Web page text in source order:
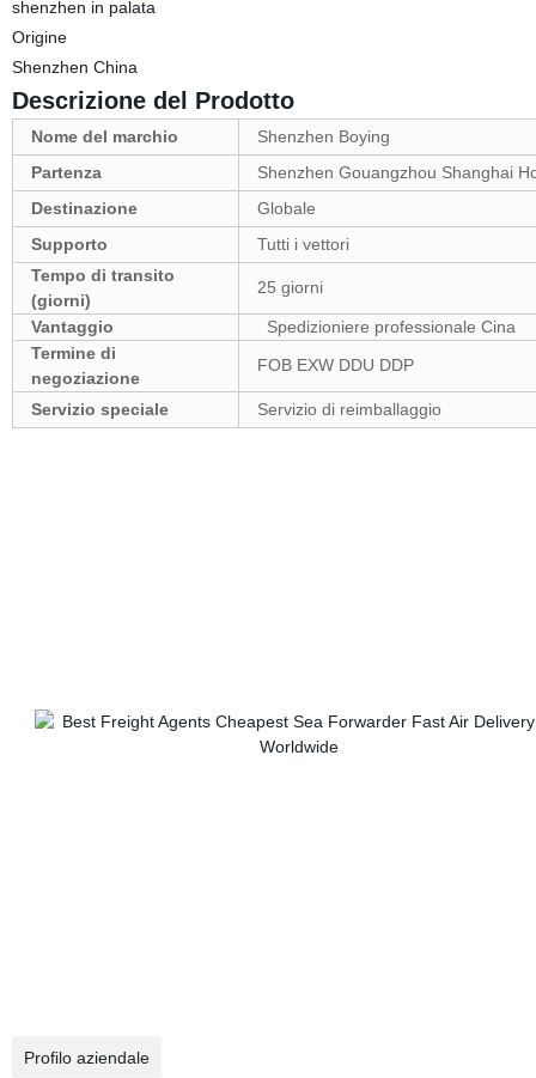
shenzhen in palata
Origine
Shenzhen China
Descrizione del Prodotto
Nome del marchio
Shenzhen Boying
Partenza
Shenzhen Gouangzhou Shanghai
Destinazione
Globale
Supporto
Tutti i vettori
Tempo di transito
(giorni)
25 giorni
Vantaggio
Spedizioniere professionale Cina
Termine di
negoziazione
FOB EXW DDU DDP
Servizio speciale Servizio di reimballaggio
Profilo aziendale